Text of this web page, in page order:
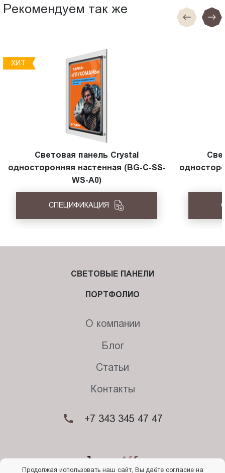
Рекомендуем так же
ХИТ
Световая панель Crystal
односторонняя настенная (BG-C-SS-
WS-A0)
СПЕЦИФИКАЦИЯ
СВЕТОВЫЕ ПАНЕЛИ
ПОРТФОЛИО
О компании
Блог
Статьи
Контакты
+7 343 345 47 47
Продолжая использовать наш сайт, Вы даёте согласие на